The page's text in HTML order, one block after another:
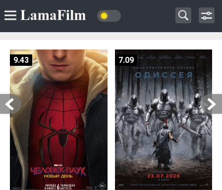
9.43 7.09